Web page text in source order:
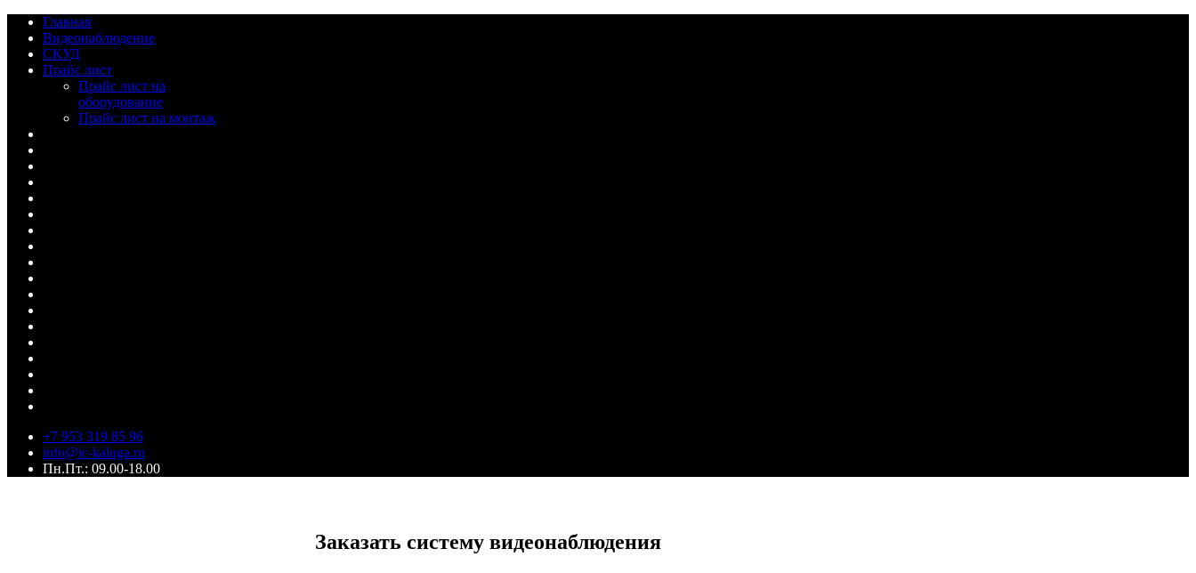
Главная
Видеонаблюдение
СКУД
Прайс лист
Прайс лист на
оборудование
Прайс лист на монтаж
+7 953 319 85 96
info@ic-kaluga.ru
Пн.Пт.: 09.00-18.00
Заказать систему видеонаблюдения